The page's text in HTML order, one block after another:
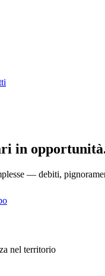
in
— debiti,
nel territorio